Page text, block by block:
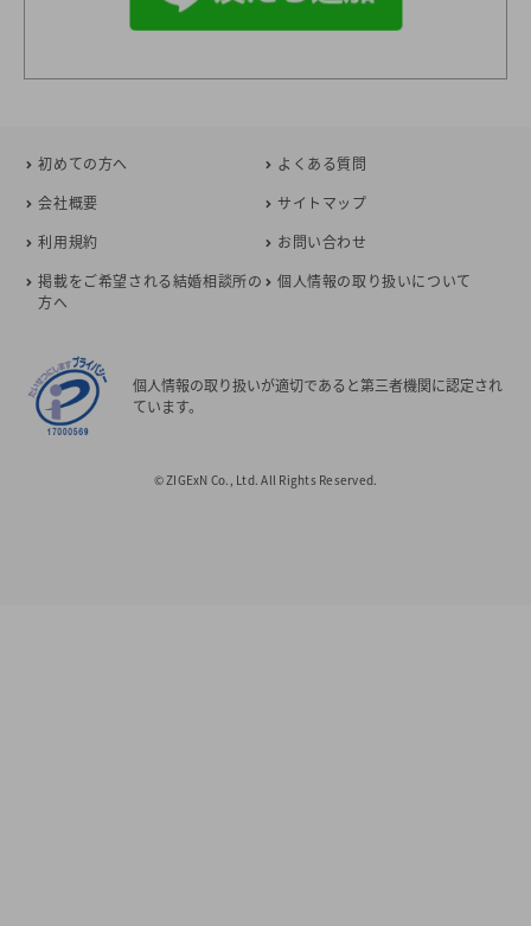
初めての方へ
よくある質問
会社概要
サイトマップ
利用規約
お問い合わせ
掲載をご希望される結婚相談所の
方へ
個人情報の取り扱いについて
個人情報の取り扱いが適切であると第三者機関に認定され
ています。
© ZIGExN Co., Ltd. All Rights Reserved.